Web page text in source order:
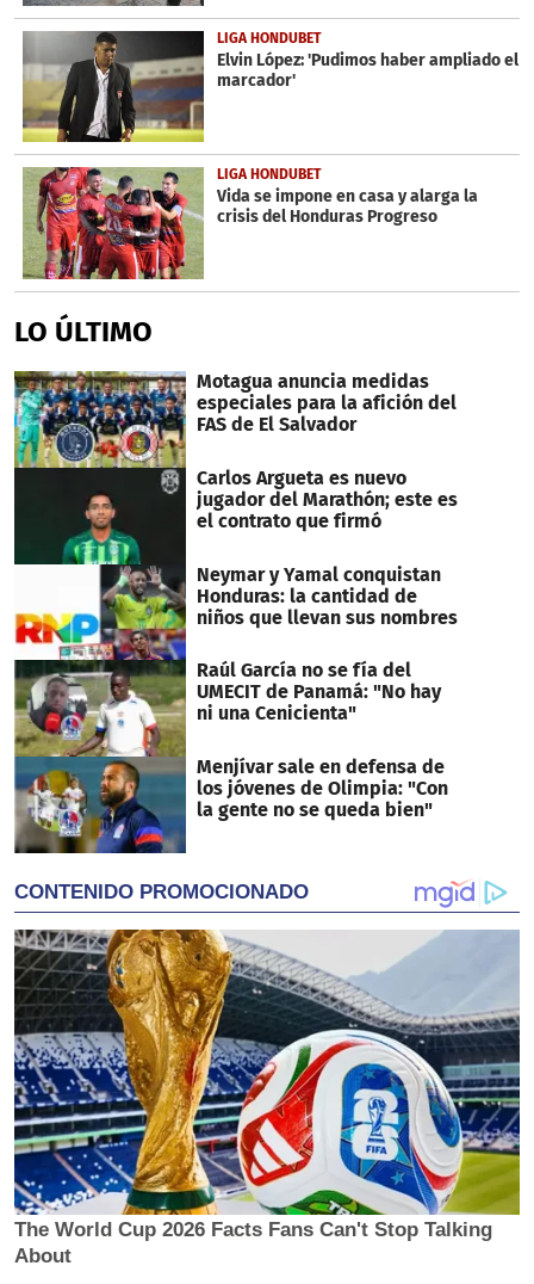
LIGA HONDUBET
Elvin López: 'Pudimos haber ampliado el
marcador'
LIGA HONDUBET
Vida se impone en casa y alarga la
crisis del Honduras Progreso
LO ÚLTIMO
Motagua anuncia medidas
especiales para la afición del
FAS de El Salvador
Carlos Argueta es nuevo
jugador del Marathón; este es
el contrato que firmó
Neymar y Yamal conquistan
Honduras: la cantidad de
niños que llevan sus nombres
Raúl García no se fía del
UMECIT de Panamá: "No hay
ni una Cenicienta"
Menjívar sale en defensa de
los jóvenes de Olimpia: "Con
la gente no se queda bien"